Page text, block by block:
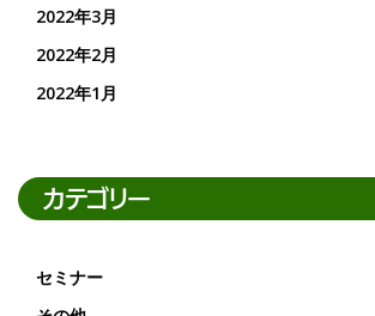
2022年3月
2022年2月
2022年1月
カテゴリー
セミナー